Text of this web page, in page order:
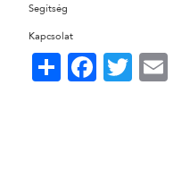
Segítség
Kapcsolat
Share FacebookTwitterEmail